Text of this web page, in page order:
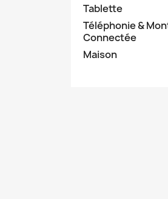
Tablette
Téléphonie &
Connectée
Maison